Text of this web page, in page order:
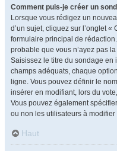
Comment puis-je créer un
Lorsque vous rédigez un
d’un sujet, cliquez sur l’onglet
formulaire principal de
probable que vous n’ayez pas
Saisissez le titre du sondage
champs adéquats, chaque
ligne. Vous pouvez définir le
insérer en modifiant, lors du
Vous pouvez également
ou non les utilisateurs à modifier
Haut